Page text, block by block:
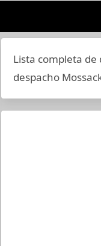
Lista completa
despacho